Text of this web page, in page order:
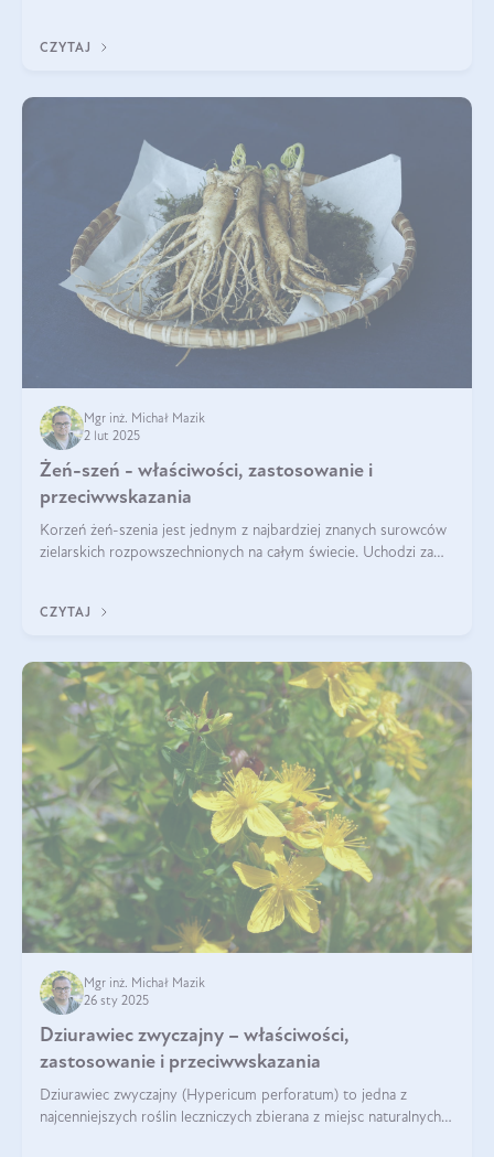
CZYTAJ
Mgr inż. Michał Mazik
2 lut 2025
Żeń-szeń - właściwości, zastosowanie i
przeciwwskazania
Korzeń żeń-szenia jest jednym z najbardziej znanych surowców
zielarskich rozpowszechnionych na całym świecie. Uchodzi za
CZYTAJ
Mgr inż. Michał Mazik
26 sty 2025
Dziurawiec zwyczajny – właściwości,
zastosowanie i przeciwwskazania
Dziurawiec zwyczajny (Hypericum perforatum) to jedna z
najcenniejszych roślin leczniczych zbierana z miejsc naturalnych i